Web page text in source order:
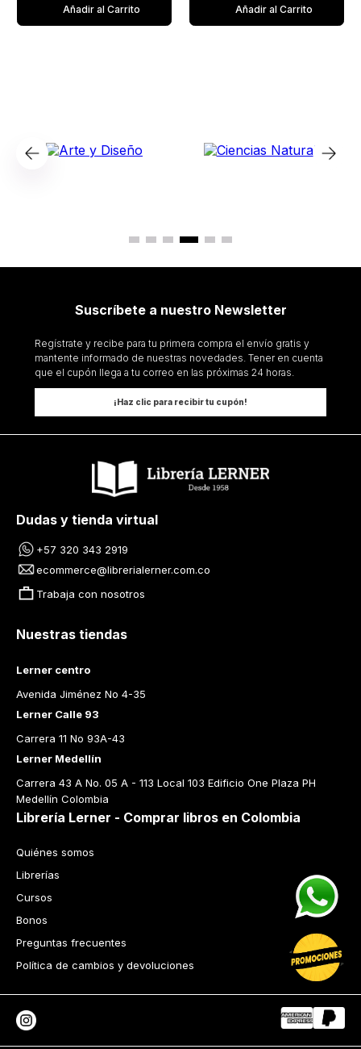
Añadir al Carrito Añadir al Carrito
Suscríbete a nuestro Newsletter
Regístrate y recibe para tu primera compra el envío gratis y
mantente informado de nuestras novedades. Tener en cuenta
que el cupón llega a tu correo en las próximas 24 horas.
¡Haz clic para recibir tu cupón!
Dudas y tienda virtual
+57 320 343 2919
ecommerce@librerialerner.com.co
Trabaja con nosotros
Nuestras tiendas
Lerner centro
Avenida Jiménez No 4-35
Lerner Calle 93
Carrera 11 No 93A-43
Lerner Medellín
Carrera 43 A No. 05 A - 113 Local 103 Edificio One Plaza PH
Medellín Colombia
Librería Lerner - Comprar libros en Colombia
Quiénes somos
Librerías
Cursos
Bonos
Preguntas frecuentes
Política de cambios y devoluciones